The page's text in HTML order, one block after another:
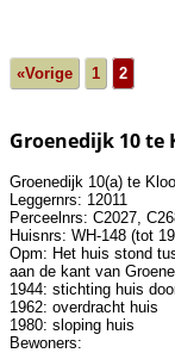
«Vorige 1 2
Groenedijk 10 te
Groenedijk 10(a) te
Leggernrs: 12011
Perceelnrs: C2027,
Huisnrs: WH-148 (tot
Opm: Het huis stond
aan de kant van
1944: stichting huis
1962: overdracht huis
1980: sloping huis
Bewoners: